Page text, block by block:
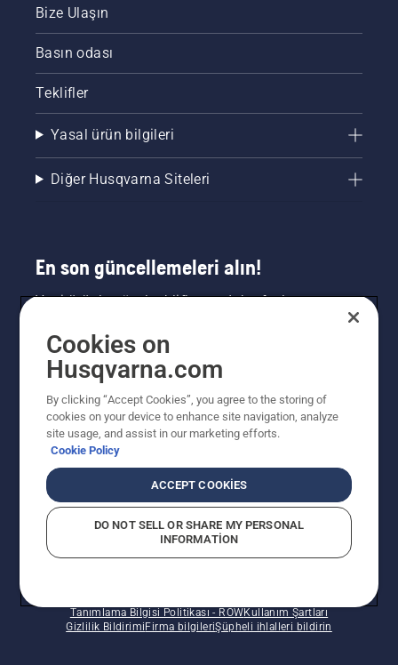
Bize Ulaşın
Basın odası
Teklifler
Yasal ürün bilgileri
Diğer Husqvarna Siteleri
En son güncellemeleri alın!
Yeni ürünler, özel teklifler ve daha fazlası
buradan kaydolun.
Tanımlama Bilgisi Politikası - ROWKullanım Şartları
Gizlilik BildirimiFirma bilgileriŞüpheli ihlalleri bildirin
Cookies on
Husqvarna.com
By clicking “Accept Cookies”, you agree to the storing of
cookies on your device to enhance site navigation, analyze
site usage, and assist in our marketing efforts.
Cookie Policy
ACCEPT COOKIES
DO NOT SELL OR SHARE MY PERSONAL
INFORMATION